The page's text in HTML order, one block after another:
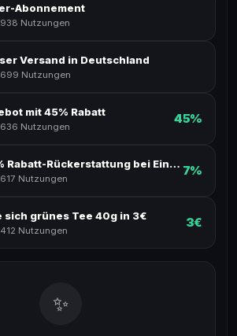
Abonnement
Nutzungen
Versand in Deutschland
Nutzungen
mit 45% Rabatt
Nutzungen
45%
Aktion 7% Rabatt-Rückerstattung bei Einkäufen
Nutzungen
7%
sich grünes Tee 40g in 3€
Nutzungen
3€
✨